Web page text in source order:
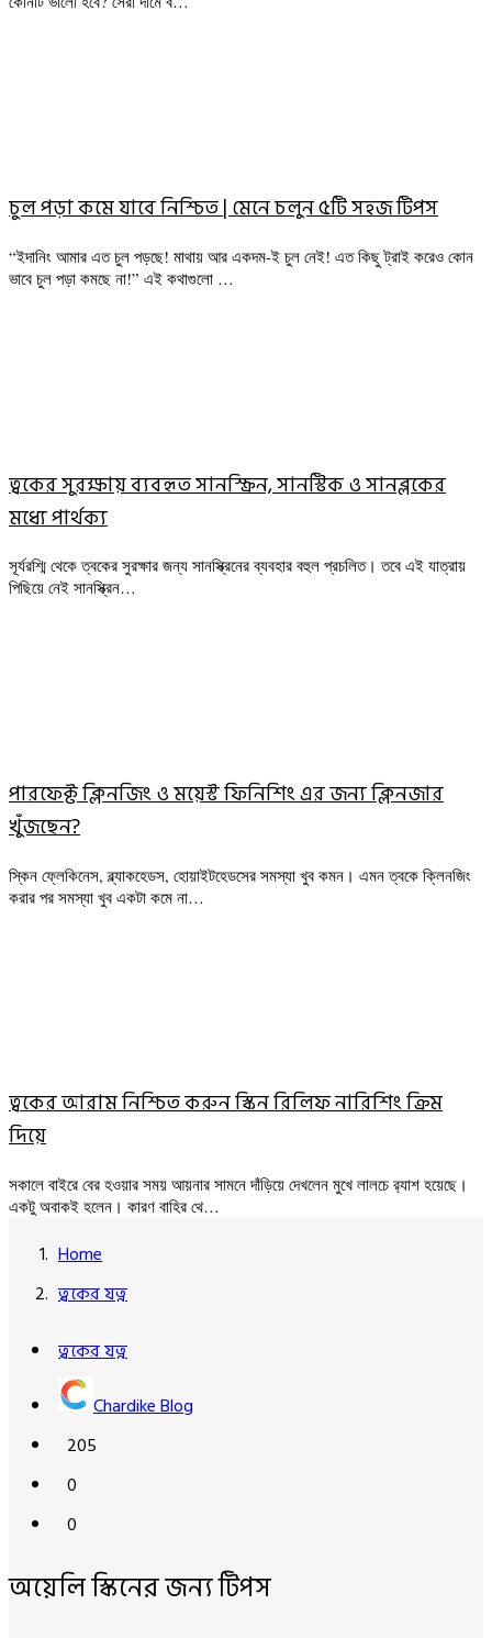
চুল পড়া কমে যাবে নিশ্চিত | মেনে চলুন ৫টি সহজ টিপস
“ইদানিং আমার এত চুল পড়ছে! মাথায় আর একদম-ই চুল নেই! এত কিছু ট্রাই করেও কোন
ভাবে চুল পড়া কমছে না!” এই কথাগুলো …
ত্বকের সুরক্ষায় ব্যবহৃত সানস্ক্রিন, সানস্টিক ও সানব্লকের
মধ্যে পার্থক্য
সূর্যরশ্মি থেকে ত্বকের সুরক্ষার জন্য সানস্ক্রিনের ব্যবহার বহুল প্রচলিত। তবে এই যাত্রায়
পিছিয়ে নেই সানস্ক্রিন…
পারফেক্ট ক্লিনজিং ও ময়েস্ট ফিনিশিং এর জন্য ক্লিনজার
খুঁজছেন?
স্কিন ফ্লেকিনেস, ব্ল্যাকহেডস, হোয়াইটহেডসের সমস্যা খুব কমন। এমন ত্বকে ক্লিনজিং
করার পর সমস্যা খুব একটা কমে না…
ত্বকের আরাম নিশ্চিত করুন স্কিন রিলিফ নারিশিং ক্রিম
দিয়ে
সকালে বাইরে বের হওয়ার সময় আয়নার সামনে দাঁড়িয়ে দেখলেন মুখে লালচে র‍্যাশ হয়েছে।
একটু অবাকই হলেন। কারণ বাহির থে…
Home
ত্বকের যত্ন
ত্বকের যত্ন
Chardike Blog
205
0
0
অয়েলি স্কিনের জন্য টিপস